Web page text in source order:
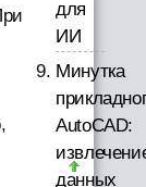
для
ИИ
Минутка
AutoCAD:
данных